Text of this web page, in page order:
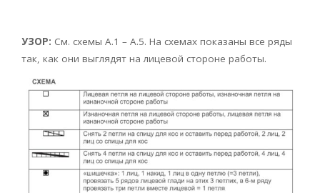
УЗОР: См. схемы А.1 – А.5. На схемах показаны все ряды
так, как они выглядят на лицевой стороне работы.